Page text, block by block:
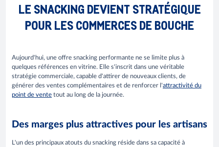
LE SNACKING DEVIENT STRATÉGIQUE
POUR LES COMMERCES DE BOUCHE
Aujourd'hui, une offre snacking performante ne se limite plus à
quelques références en vitrine. Elle s'inscrit dans une véritable
stratégie commerciale, capable d'attirer de nouveaux clients, de
générer des ventes complémentaires et de renforcer l'attractivité du
point de vente tout au long de la journée.
Des marges plus attractives pour les artisans
L'un des principaux atouts du snacking réside dans sa capacité à